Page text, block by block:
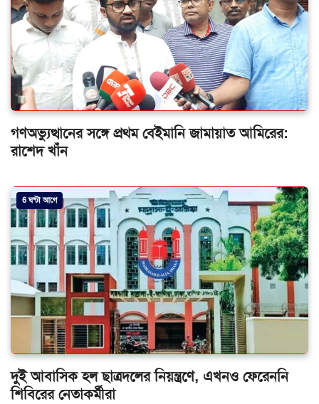
গণঅভ্যুত্থানের সঙ্গে প্রথম বেইমানি জামায়াত আমিরের:
রাশেদ খাঁন
6 ঘন্টা আগে
দুই আবাসিক হল ছাত্রদলের নিয়ন্ত্রণে, এখনও ফেরেননি
শিবিরের নেতাকর্মীরা